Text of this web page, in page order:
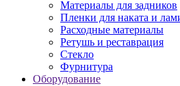
Материалы для задников
Пленки для наката и
Расходные материалы
Ретушь и реставрация
Стекло
Фурнитура
Оборудование